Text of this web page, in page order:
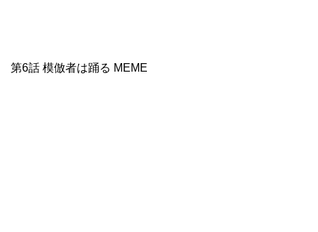
第6話 模倣者は踊る MEME